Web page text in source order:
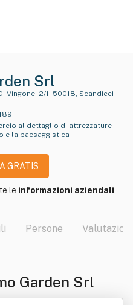
Srl
al dettaglio di attrezzature
e la paesaggistica
GRATIS
le informazioni aziendali
Persone Valutazioni
Garden Srl